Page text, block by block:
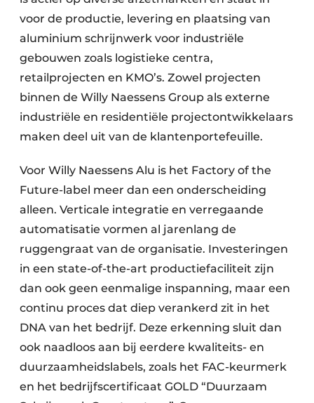
voor de productie, levering en plaatsing van
aluminium schrijnwerk voor industriële
gebouwen zoals logistieke centra,
retailprojecten en KMO’s. Zowel projecten
binnen de Willy Naessens Group als externe
industriële en residentiële projectontwikkelaars
maken deel uit van de klantenportefeuille.
Voor Willy Naessens Alu is het Factory of the
Future-label meer dan een onderscheiding
alleen. Verticale integratie en verregaande
automatisatie vormen al jarenlang de
ruggengraat van de organisatie. Investeringen
in een state-of-the-art productiefaciliteit zijn
dan ook geen eenmalige inspanning, maar een
continu proces dat diep verankerd zit in het
DNA van het bedrijf. Deze erkenning sluit dan
ook naadloos aan bij eerdere kwaliteits- en
duurzaamheidslabels, zoals het FAC-keurmerk
en het bedrijfscertificaat GOLD “Duurzaam